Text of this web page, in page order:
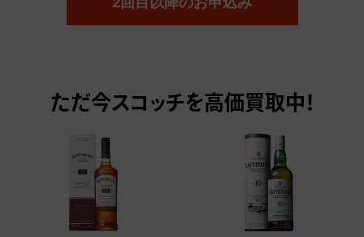
ただ今スコッチを高価買取中！